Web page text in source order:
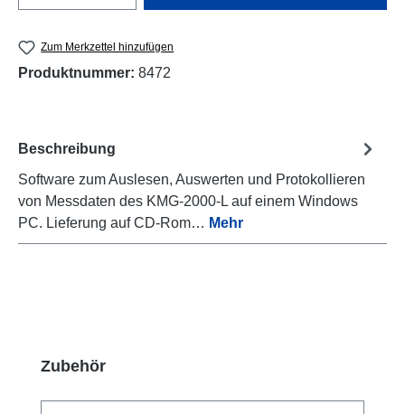
Zum Merkzettel hinzufügen
Produktnummer: 8472
Beschreibung
Software zum Auslesen, Auswerten und Protokollieren
von Messdaten des KMG-2000-L auf einem Windows
PC. Lieferung auf CD-Rom… Mehr
Produktgalerie überspringen
Zubehör